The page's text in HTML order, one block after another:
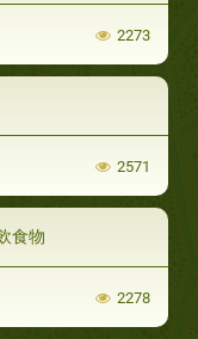
2273
2571
食物
2278